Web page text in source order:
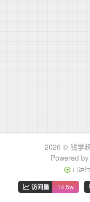
2026 © 钱学
Powered by
已运行
访问量 14.5w